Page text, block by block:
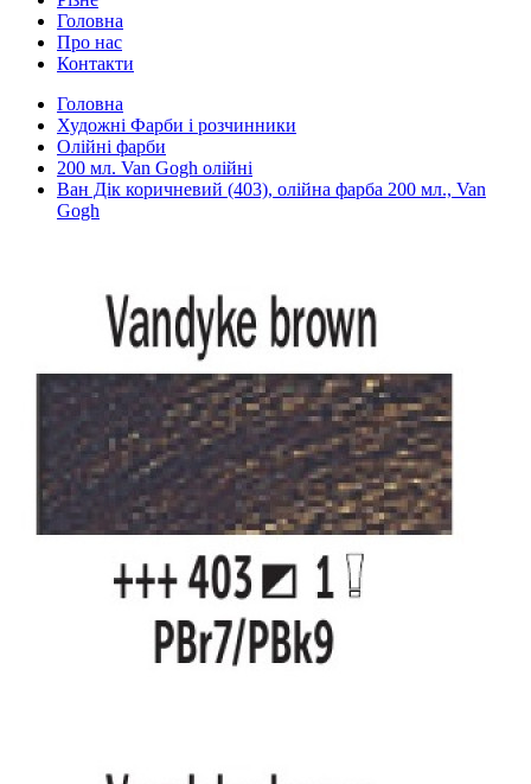
Головна
Про нас
Контакти
Головна
Художні Фарби і розчинники
Олійні фарби
200 мл. Van Gogh олійні
Ван Дік коричневий (403), олійна фарба 200 мл., Van
Gogh